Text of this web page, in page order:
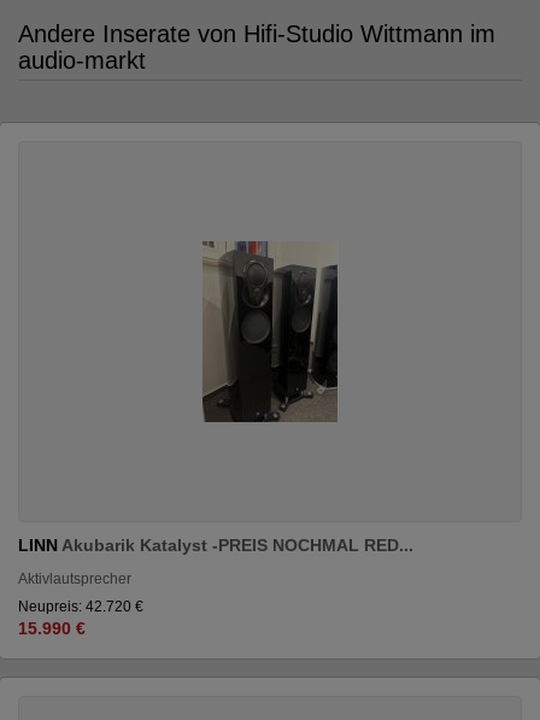
Andere Inserate von Hifi-Studio Wittmann im
audio-markt
LINN Akubarik Katalyst -PREIS NOCHMAL RED...
Aktivlautsprecher
Neupreis: 42.720 €
15.990 €